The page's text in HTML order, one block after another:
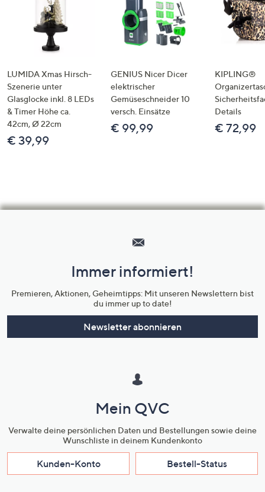
LUMIDA Xmas Hirsch-
Szenerie unter
Glasglocke inkl. 8 LEDs
& Timer Höhe ca.
42cm, Ø 22cm
€ 39,99
GENIUS Nicer Dicer
elektrischer
Gemüseschneider 10
versch. Einsätze
€ 99,99
KIPLING®
Details
€ 72,99
Unternehmensinformationen
Immer informiert!
Premieren, Aktionen, Geheimtipps: Mit unseren Newslettern bist
du immer up to date!
Newsletter abonnieren
Mein QVC
Verwalte deine persönlichen Daten und Bestellungen sowie deine
Wunschliste in deinem Kundenkonto
Kunden-Konto Bestell-Status